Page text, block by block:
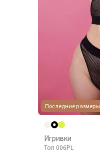
Последние размеры
Игривки
Топ 006PL